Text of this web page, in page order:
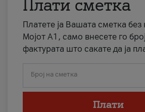
Плати сметка
Платете ја Вашата сметка без
Мојот А1, само внесете го
фактурата што сакате да ја
Број на сметка
Плати